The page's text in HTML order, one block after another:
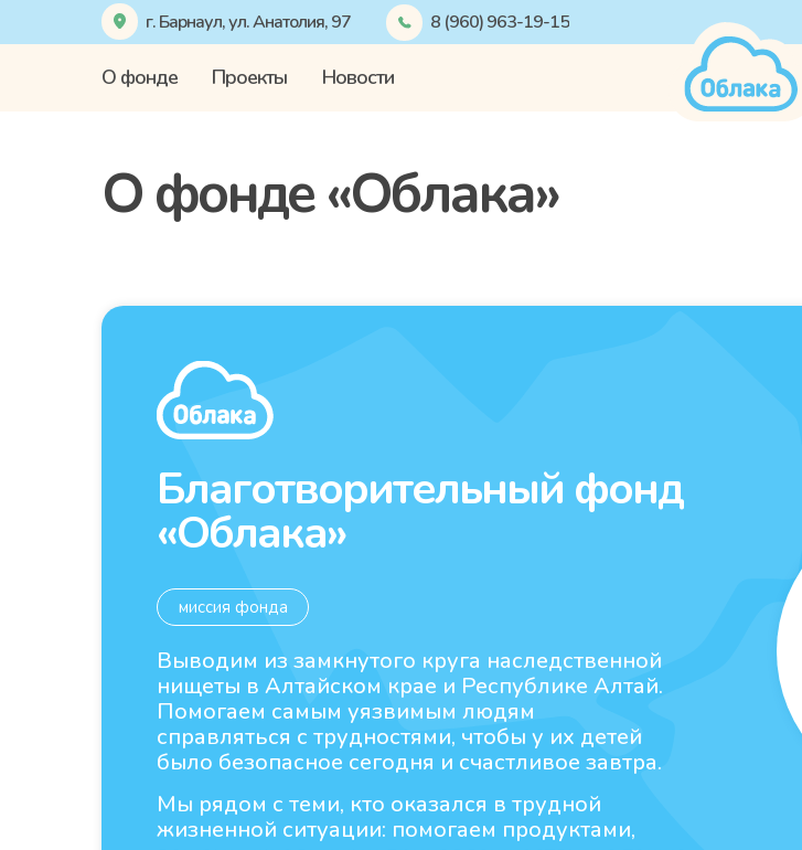
8 (960) 963-19-15
г. Барнаул, ул. Анатолия, 97
Новости
Проекты
О фонде
миссия фонда
Благотворительный фонд
«Облака»
Мы рядом с теми, кто оказался в трудной
жизненной ситуации: помогаем продуктами,
Выводим из замкнутого круга наследственной
нищеты в Алтайском крае и Республике Алтай.
Помогаем самым уязвимым людям
справляться с трудностями, чтобы у их детей
было безопасное сегодня и счастливое завтра.
О фонде «Облака»